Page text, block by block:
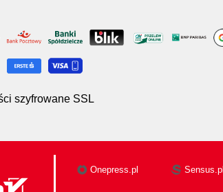
szyfrowane SSL
Onepress.pl Sensus.pl